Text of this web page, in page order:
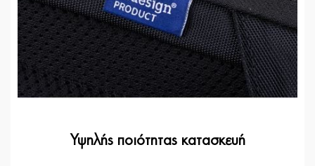
Υψηλής ποιότητας κατασκευή